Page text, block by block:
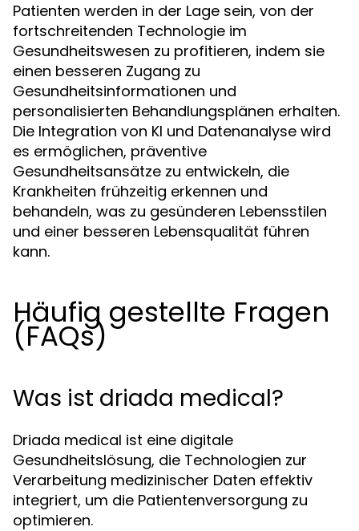
Patienten werden in der Lage sein, von der
fortschreitenden Technologie im
Gesundheitswesen zu profitieren, indem sie
einen besseren Zugang zu
Gesundheitsinformationen und
personalisierten Behandlungsplänen erhalten.
Die Integration von KI und Datenanalyse wird
es ermöglichen, präventive
Gesundheitsansätze zu entwickeln, die
Krankheiten frühzeitig erkennen und
behandeln, was zu gesünderen Lebensstilen
und einer besseren Lebensqualität führen
kann.
Häufig gestellte Fragen
(FAQs)
Was ist driada medical?
Driada medical ist eine digitale
Gesundheitslösung, die Technologien zur
Verarbeitung medizinischer Daten effektiv
integriert, um die Patientenversorgung zu
optimieren.